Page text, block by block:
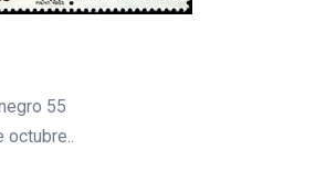
55
octubre..